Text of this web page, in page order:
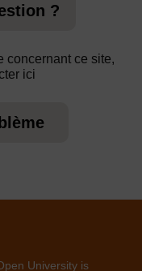
?
concernant ce site,
ici
University is